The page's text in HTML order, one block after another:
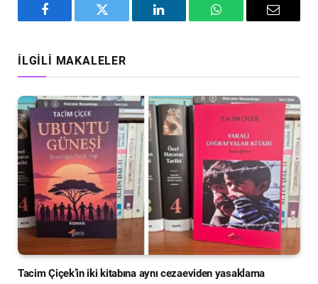
Facebook Twitter LinkedIn WhatsAppEmail
İLGILI MAKALELER
Tacim Çiçek’in iki kitabına aynı cezaeviden yasaklama